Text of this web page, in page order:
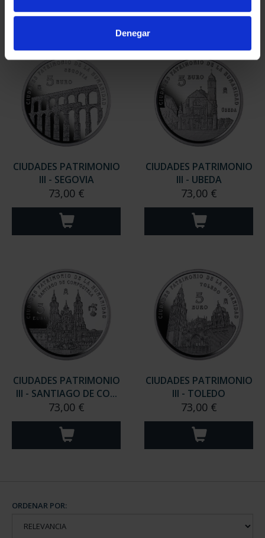
Denegar
CIUDADES PATRIMONIO
III - SEGOVIA
73,00 €
CIUDADES PATRIMONIO
III - UBEDA
73,00 €
CIUDADES PATRIMONIO
III - SANTIAGO DE CO...
73,00 €
CIUDADES PATRIMONIO
III - TOLEDO
73,00 €
ORDENAR POR: